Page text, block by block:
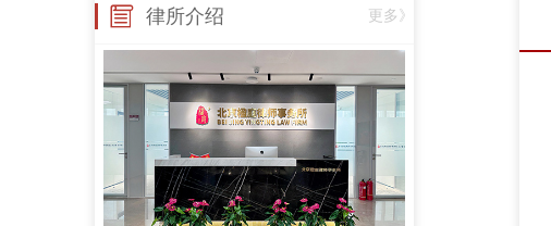
律所介绍 更多》
任黎明
律师
手机号：
政企磋商、商事谈判、企业常法、投融资咨询服务及民商事诉讼等